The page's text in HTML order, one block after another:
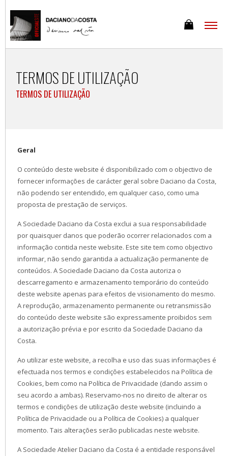
TERMOS DE UTILIZAÇÃO
TERMOS DE UTILIZAÇÃO
Geral
O conteúdo deste website é disponibilizado com o objectivo de
fornecer informações de carácter geral sobre Daciano da Costa,
não podendo ser entendido, em qualquer caso, como uma
proposta de prestação de serviços.
A Sociedade Daciano da Costa exclui a sua responsabilidade
por quaisquer danos que poderão ocorrer relacionados com a
informação contida neste website. Este site tem como objectivo
informar, não sendo garantida a actualização permanente de
conteúdos. A Sociedade Daciano da Costa autoriza o
descarregamento e armazenamento temporário do conteúdo
deste website apenas para efeitos de visionamento do mesmo.
A reprodução, armazenamento permanente ou retransmissão
do conteúdo deste website são expressamente proibidos sem
a autorização prévia e por escrito da Sociedade Daciano da
Costa.
Ao utilizar este website, a recolha e uso das suas informações é
efectuada nos termos e condições estabelecidos na Política de
Cookies, bem como na Política de Privacidade (dando assim o
seu acordo a ambas). Reservamo-nos no direito de alterar os
termos e condições de utilização deste website (incluindo a
Política de Privacidade ou a Política de Cookies) a qualquer
momento. Tais alterações serão publicadas neste website.
A Sociedade Atelier Daciano da Costa é a entidade responsável